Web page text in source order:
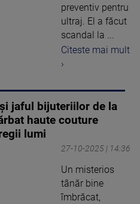
preventiv pentru
ultraj. El a făcut
scandal la ...
Citeste mai mult
›
jaful bijuteriilor de la
haute couture
lumi
27-10-2025 | 14:36
Un misterios
tânăr bine
îmbrăcat,